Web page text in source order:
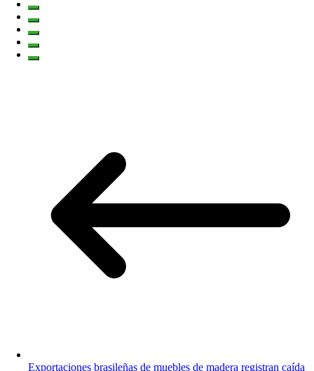
Exportaciones brasileñas de muebles de madera registran caída